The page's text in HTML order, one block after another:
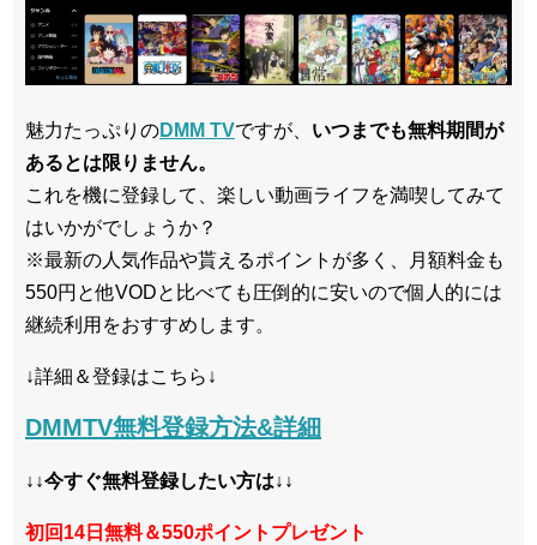
魅力たっぷりのDMM TVですが、 いつまでも無料期間が
あるとは限りません。
これを機に登録して、楽しい動画ライフを満喫してみて
はいかがでしょうか？
※最新の人気作品や貰えるポイントが多く、月額料金も
550円と他VODと比べても圧倒的に安いので個人的には
継続利用をおすすめします。
↓詳細＆登録はこちら↓
DMMTV無料登録方法&詳細
↓↓今すぐ無料登録したい方は↓↓
初回14日無料＆550ポイントプレゼント